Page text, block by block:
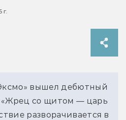
вышел дебютный
со щитом — царь
разворачивается в